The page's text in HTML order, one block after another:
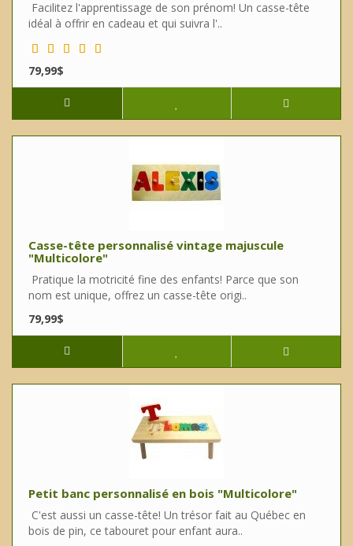
Facilitez l'apprentissage de son prénom! Un casse-tête
idéal à offrir en cadeau et qui suivra l'..
79,99$
Casse-tête personnalisé vintage majuscule
"Multicolore"
Pratique la motricité fine des enfants! Parce que son
nom est unique, offrez un casse-tête origi..
79,99$
Petit banc personnalisé en bois "Multicolore"
C'est aussi un casse-tête! Un trésor fait au Québec en
bois de pin, ce tabouret pour enfant aura..